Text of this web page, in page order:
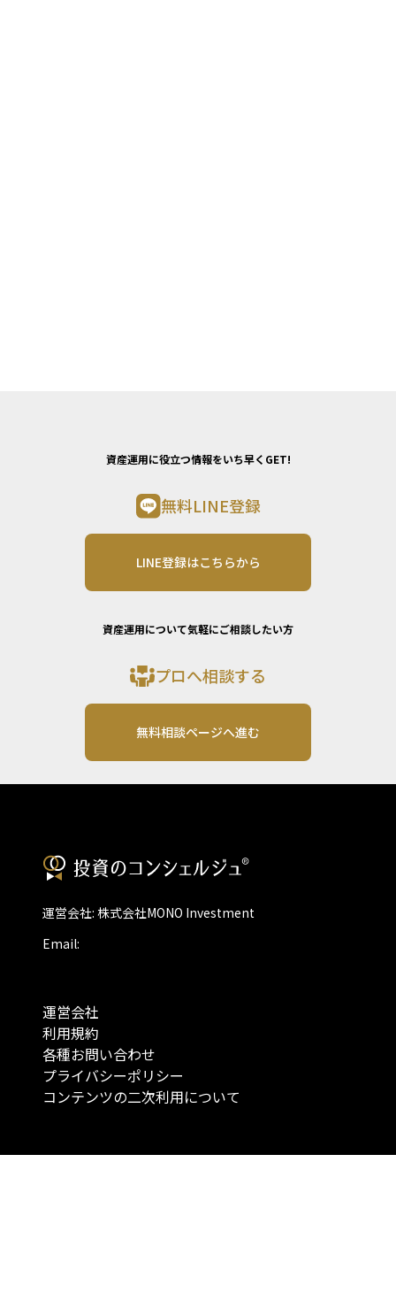
資産運用に役立つ情報をいち早くGET!
無料LINE登録
LINE登録はこちらから
資産運用について気軽にご相談したい方
プロへ相談する
無料相談ページへ進む
運営会社: 株式会社MONO Investment
Email:
運営会社
利用規約
各種お問い合わせ
プライバシーポリシー
コンテンツの二次利用について